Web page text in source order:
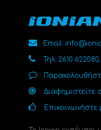
Email:
Τηλ: 2610
Διαφημιστείτε
Επικοινωνήστε